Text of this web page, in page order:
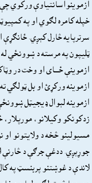
ازموينواسانتياوې ورکوي
خپله کامره لګوي او په
سرترپايه څارل کېږي. ځانګړې
ټليپون په مرسته د ښوونځي
ازموينې ځــــاى او وخت در
ازموينه ورکړئ او بل ټولګي
ازموينه لېوال ډيجيټل
زدکونکو وکيلانو، مورپلار،
مسيولينو څخه د ولايتونو
جوړېږي. ددغې جرګې د څارنې
لاندې د غوښتنو پربنسټ په